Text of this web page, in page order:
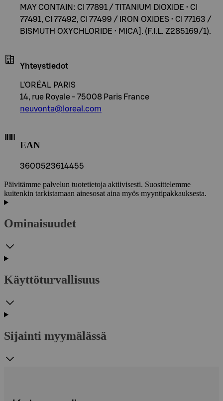
MAY CONTAIN: CI 77891 / TITANIUM DIOXIDE • CI
77491, CI 77492, CI 77499 / IRON OXIDES • CI 77163 /
BISMUTH OXYCHLORIDE • MICA]. (F.I.L. Z285169/1).
Yhteystiedot
L’ORÉAL PARIS
14, rue Royale - 75008 Paris France
neuvonta@loreal.com
EAN
3600523614455
Päivitämme palvelun tuotetietoja aktiivisesti. Suosittelemme
kuitenkin tarkistamaan ainesosat aina myös myyntipakkauksesta.
Ominaisuudet
Käyttöturvallisuus
Sijainti myymälässä